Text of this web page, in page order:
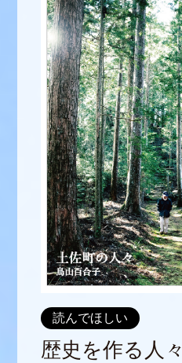
読んでほしい
歴史を作る人々